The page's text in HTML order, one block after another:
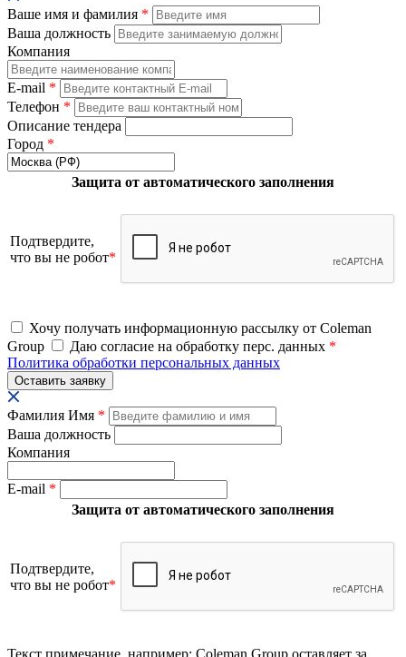
Ваше имя и фамилия *
Ваша должность
Компания
E-mail *
Телефон *
Описание тендера
Город *
Защита от автоматического заполнения
Подтвердите,
что вы не робот*
Хочу получать информационную рассылку от Coleman
Group
Даю согласие на обработку перс. данных *
Политика обработки персональных данных
Фамилия Имя *
Ваша должность
Компания
E-mail *
Защита от автоматического заполнения
Подтвердите,
что вы не робот*
Текст примечание, например: Coleman Group оставляет за